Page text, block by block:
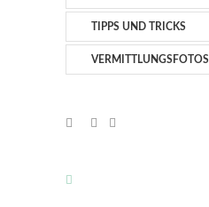
TIPPS UND TRICKS
VERMITTLUNGSFOTOS